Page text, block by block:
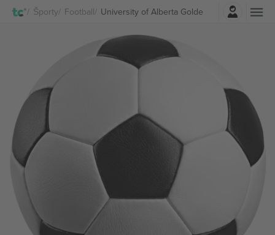
Športy Football University of Alberta Golden Bears Football
Prihlásenie